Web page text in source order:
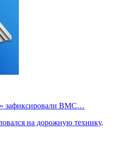
зафиксировали ВМС…
на дорожную технику,